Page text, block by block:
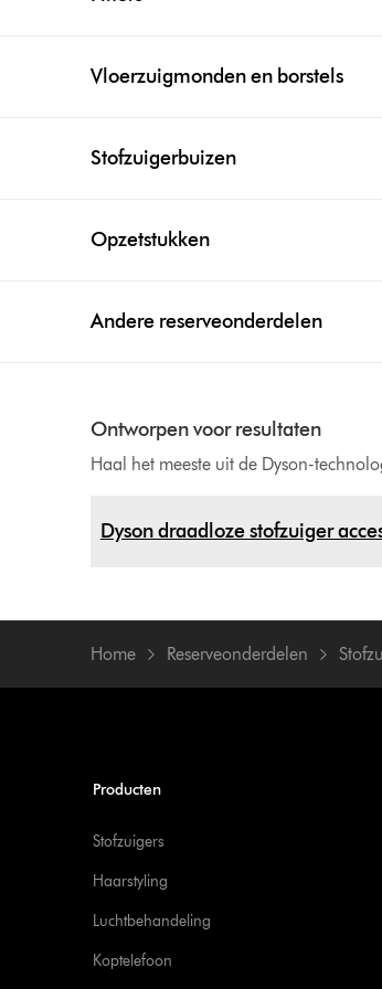
Vloerzuigmonden en borstels
Stofzuigerbuizen
Opzetstukken
Andere reserveonderdelen
Ontworpen voor resultaten
Haal het meeste uit de Dyson-
Dyson draadloze stofzuiger
Home Reserveonderdelen
Producten
Stofzuigers
Haarstyling
Luchtbehandeling
Koptelefoon